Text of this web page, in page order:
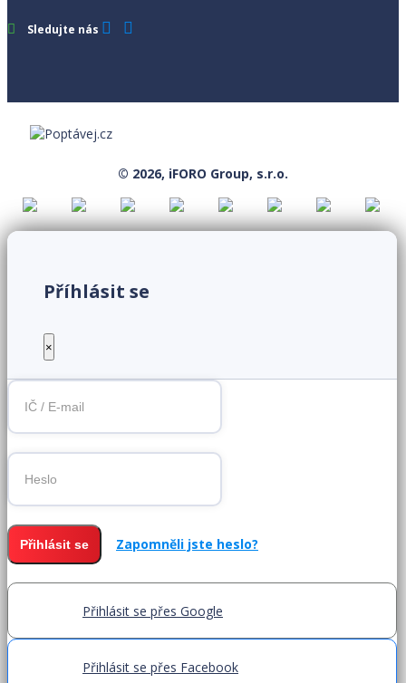
Sledujte nás
© 2026, iFORO Group, s.r.o.
Příhlásit se
×
Přihlásit se Zapomněli jste heslo?
Přihlásit se přes Google
Přihlásit se přes Facebook